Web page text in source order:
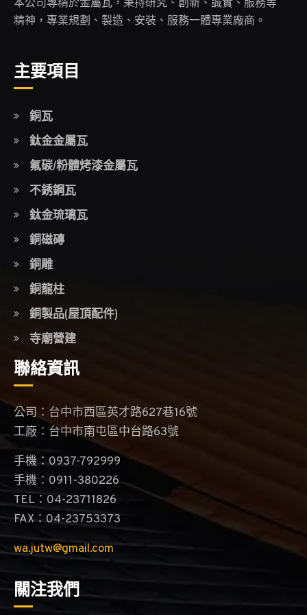
本公司專精於金屬瓦，秉持研究、創新、誠實、服務等
精神，專業規劃、製造、安裝、服務一體專業廠商。
主要項目
銅瓦
鈦金金屬瓦
氟碳/粉體烤漆金屬瓦
不銹鋼瓦
鈦金琉璃瓦
銅磁磚
銅雕
銅龍柱
銅製品(屋頂配件)
寺廟營建
聯絡資訊
公司：台中市西區英才路627巷16號
工廠：台中市南屯區中台路63號
手機：0937-792999
手機：0911-380226
TEL：04-23711826
FAX：04-23753373
wa.jutw@gmail.com
關注我們